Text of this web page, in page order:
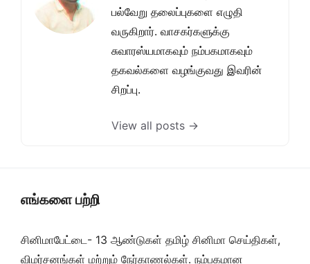
பல்வேறு தலைப்புகளை எழுதி
வருகிறார். வாசகர்களுக்கு
சுவாரஸ்யமாகவும் நம்பகமாகவும்
தகவல்களை வழங்குவது இவரின்
சிறப்பு.
View all posts →
எங்களை பற்றி
சினிமாபேட்டை- 13 ஆண்டுகள் தமிழ் சினிமா செய்திகள்,
விமர்சனங்கள் மற்றும் நேர்காணல்கள். நம்பகமான